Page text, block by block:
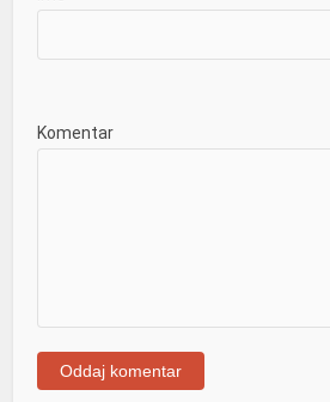
Komentar